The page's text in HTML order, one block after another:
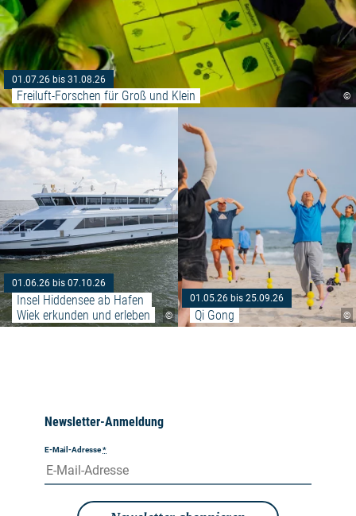
©
01.07.26 bis 31.08.26
Freiluft-Forschen für Groß und Klein
©
01.06.26 bis 07.10.26
Insel Hiddensee ab Hafen
Wiek erkunden und erleben
©
01.05.26 bis 25.09.26
Qi Gong
Newsletter-Anmeldung
E-Mail-Adresse*